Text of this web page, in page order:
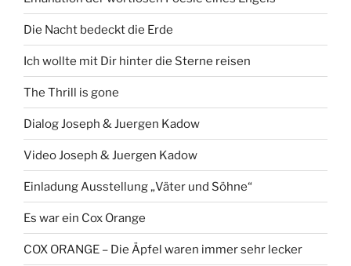
Die Nacht bedeckt die Erde
Ich wollte mit Dir hinter die Sterne reisen
The Thrill is gone
Dialog Joseph & Juergen Kadow
Video Joseph & Juergen Kadow
Einladung Ausstellung „Väter und Söhne“
Es war ein Cox Orange
COX ORANGE – Die Äpfel waren immer sehr lecker